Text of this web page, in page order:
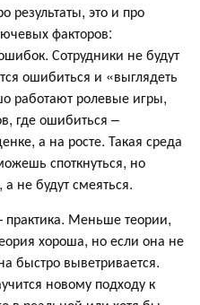
результаты, это и про
факторов:
Сотрудники не будут
ошибиться и «выглядеть
работают ролевые игры,
где ошибиться –
а на росте. Такая среда
споткнуться, но
не будут смеяться.
Меньше теории,
хороша, но если она не
быстро выветривается.
новому подходу к